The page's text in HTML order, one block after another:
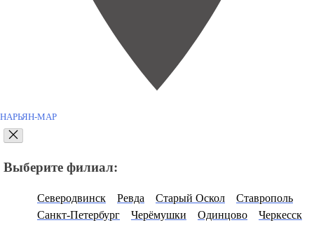
НАРЬЯН-МАР
Выберите филиал:
Северодвинск Ревда Старый Оскол
Ставрополь
Санкт-Петербург
Черёмушки Одинцово
Черкесск